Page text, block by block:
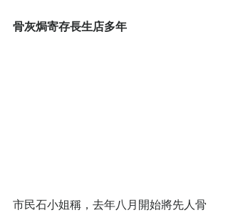
骨灰焗寄存長生店多年
市民石小姐稱，去年八月開始將先人骨